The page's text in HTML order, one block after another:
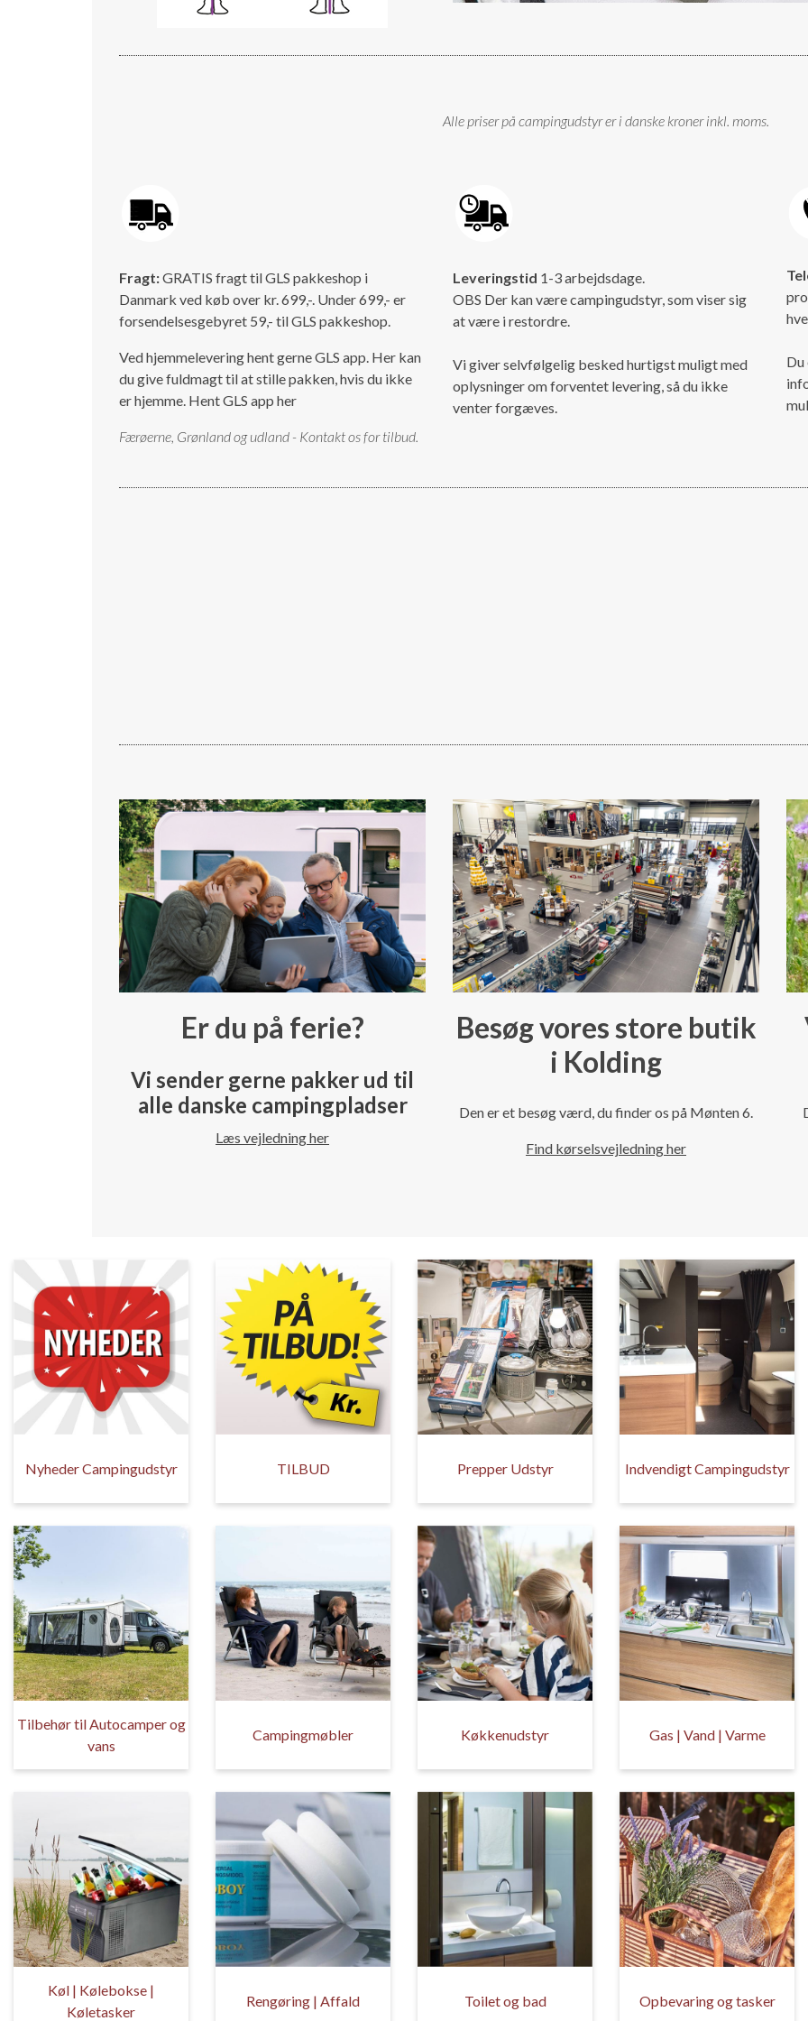
Alle priser på campingudstyr er i danske kroner inkl. moms.
Fragt:GRATIS fragt til GLS pakkeshop i
Danmark ved køb over kr. 699,-. Under 699,- er
forsendelsesgebyret 59,- til GLS pakkeshop.
Ved hjemmelevering hent gerne GLS app. Her kan
du give fuldmagt til at stille pakken, hvis du ikke
er hjemme. Hent GLS app her
Færøerne, Grønland og udland - Kontakt os for tilbud.
Leveringstid 1-3 arbejdsdage.
OBS Der kan være campingudstyr, som viser sig
at være i restordre.
Vi giver selvfølgelig besked hurtigst muligt med
oplysninger om forventet levering, så du ikke
venter forgæves.
Du
Er du på ferie?
Vi sender gerne pakker ud til
alle danske campingpladser
Læs vejledning her
Besøg vores store butik
i Kolding
Den er et besøg værd, du finder os på Mønten 6.
Find kørselsvejledning her
Nyheder Campingudstyr TILBUD Prepper Udstyr Indvendigt Campingudstyr
Tilbehør til Autocamper og
vans
Campingmøbler Køkkenudstyr Gas | Vand | Varme
Køl | Kølebokse |
Køletasker
Rengøring | Affald Toilet og bad Opbevaring og tasker